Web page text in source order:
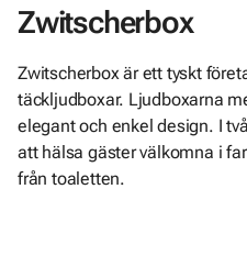
Zwitscherbox
Zwitscherbox är ett tyskt
täckljudboxar. Ljudboxarna
elegant och enkel design. I
att hälsa gäster välkomna i
från toaletten.